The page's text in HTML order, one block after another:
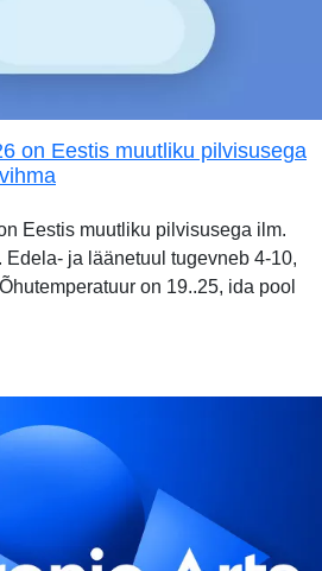
on Eestis muutliku pilvisusega
Eestis muutliku pilvisusega ilm.
Edela- ja läänetuul tugevneb 4-10,
on 19..25, ida pool